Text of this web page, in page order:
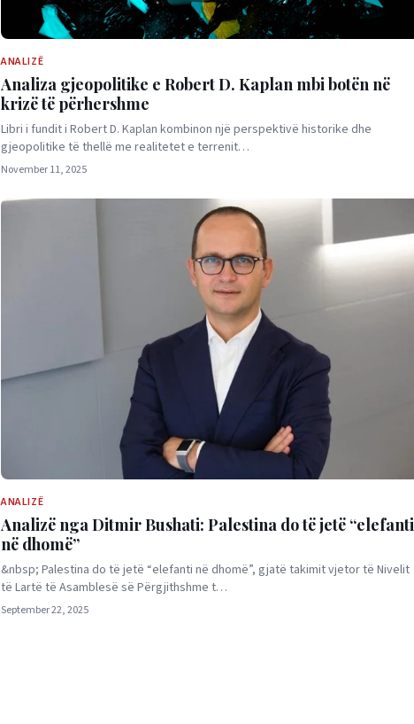
ANALIZË
Analiza gjeopolitike e Robert D. Kaplan mbi botën në
krizë të përhershme
Libri i fundit i Robert D. Kaplan kombinon një perspektivë historike dhe
gjeopolitike të thellë me realitetet e terrenit…
November 11, 2025
ANALIZË
Analizë nga Ditmir Bushati: Palestina do të jetë “elefanti
në dhomë”
&nbsp; Palestina do të jetë “elefanti në dhomë”, gjatë takimit vjetor të Nivelit
të Lartë të Asamblesë së Përgjithshme t…
September 22, 2025